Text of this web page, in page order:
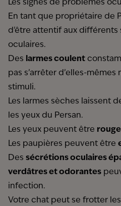
Les signes de problèmes
En tant que propriétaire de
d'être attentif aux différents
oculaires.
Des larmes coulent
pas s’arrêter d’elles-mêmes
stimuli.
Les larmes sèches laissent
les yeux du Persan.
Les yeux peuvent être
Les paupières peuvent être
Des sécrétions oculaires
verdâtres et odorantes
infection.
Votre chat peut se frotter les